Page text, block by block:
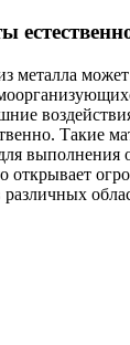
металла
Такие
выполнения
открывает
различных